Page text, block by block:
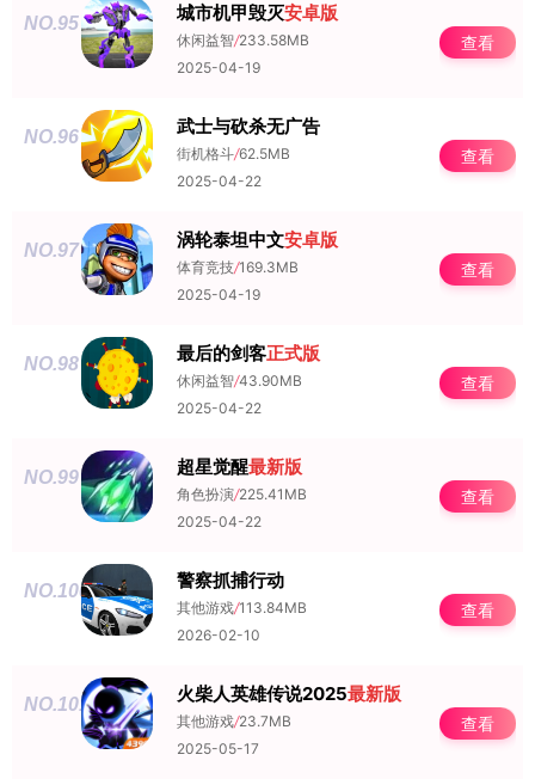
NO.95 城市机甲毁灭安卓版
休闲益智/233.58MB
2025-04-19
查看
NO.96 武士与砍杀无广告
街机格斗/62.5MB
2025-04-22
查看
NO.97 涡轮泰坦中文安卓版
体育竞技/169.3MB
2025-04-19
查看
NO.98 最后的剑客正式版
休闲益智/43.90MB
2025-04-22
查看
NO.99 超星觉醒最新版
角色扮演/225.41MB
2025-04-22
查看
NO.100 警察抓捕行动
其他游戏/113.84MB
2026-02-10
查看
NO.101 火柴人英雄传说2025最新版
其他游戏/23.7MB
2025-05-17
查看